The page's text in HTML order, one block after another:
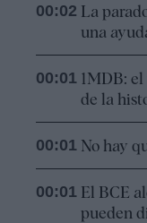
00:02 La
una
00:01 1MDB:
de la
00:01 No hay
00:01 El BCE
pueden